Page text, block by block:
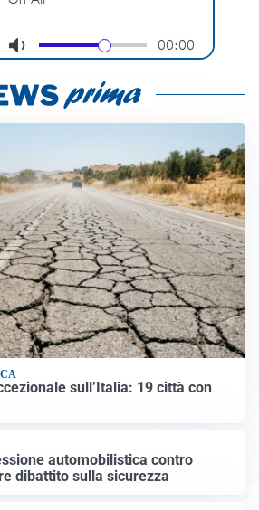
sull’Italia: 19 città con
automobilistica contro
dibattito sulla sicurezza